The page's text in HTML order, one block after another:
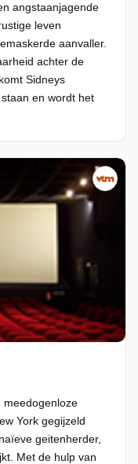
angstaanjagende
leven
aanvaller.
achter de
Sidneys
en wordt het
meedogenloze
York gegijzeld
geitenherder,
Met de hulp van